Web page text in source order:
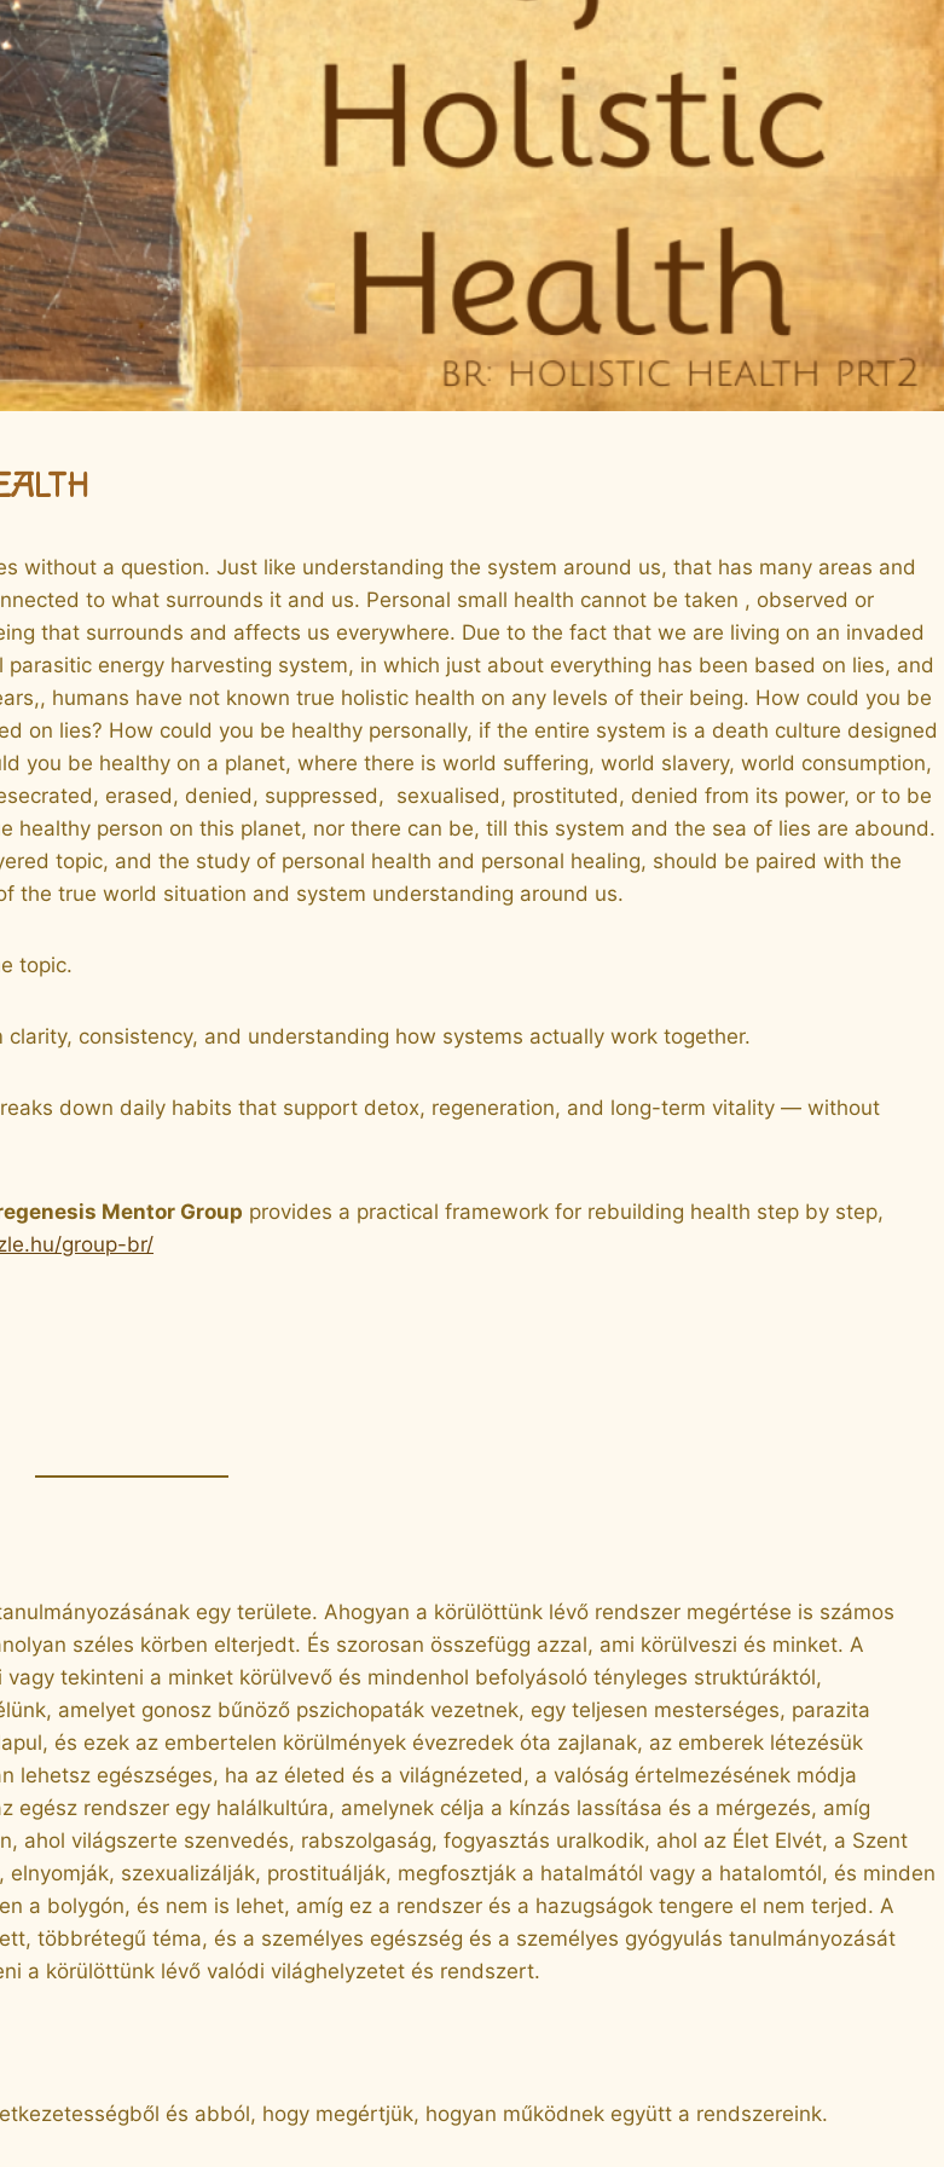
without a question. Just like understanding the system around us, that has many areas and
to what surrounds it and us. Personal small health cannot be taken , observed or
that surrounds and affects us everywhere. Due to the fact that we are living on an invaded
energy harvesting system, in which just about everything has been based on lies, and
humans have not known true holistic health on any levels of their being. How could you be
on lies? How could you be healthy personally, if the entire system is a death culture designed
you be healthy on a planet, where there is world suffering, world slavery, world consumption,
erased, denied, suppressed, sexualised, prostituted, denied from its power, or to be
healthy person on this planet, nor there can be, till this system and the sea of lies are abound.
topic, and the study of personal health and personal healing, should be paired with the
the true world situation and system understanding around us.
topic.
consistency, and understanding how systems actually work together.
down daily habits that support detox, regeneration, and long-term vitality — without
Mentor Group provides a practical framework for rebuilding health step by step,
group-br/
egy területe. Ahogyan a körülöttünk lévő rendszer megértése is számos
széles körben elterjedt. És szorosan összefügg azzal, ami körülveszi és minket. A
tekinteni a minket körülvevő és mindenhol befolyásoló tényleges struktúráktól,
amelyet gonosz bűnöző pszichopaták vezetnek, egy teljesen mesterséges, parazita
és ezek az embertelen körülmények évezredek óta zajlanak, az emberek létezésük
egészséges, ha az életed és a világnézeted, a valóság értelmezésének módja
egész rendszer egy halálkultúra, amelynek célja a kínzás lassítása és a mérgezés, amíg
ahol világszerte szenvedés, rabszolgaság, fogyasztás uralkodik, ahol az Élet Elvét, a Szent
szexualizálják, prostituálják, megfosztják a hatalmától vagy a hatalomtól, és minden
a bolygón, és nem is lehet, amíg ez a rendszer és a hazugságok tengere el nem terjed. A
többrétegű téma, és a személyes egészség és a személyes gyógyulás tanulmányozását
a körülöttünk lévő valódi világhelyzetet és rendszert.
és abból, hogy megértjük, hogyan működnek együtt a rendszereink.